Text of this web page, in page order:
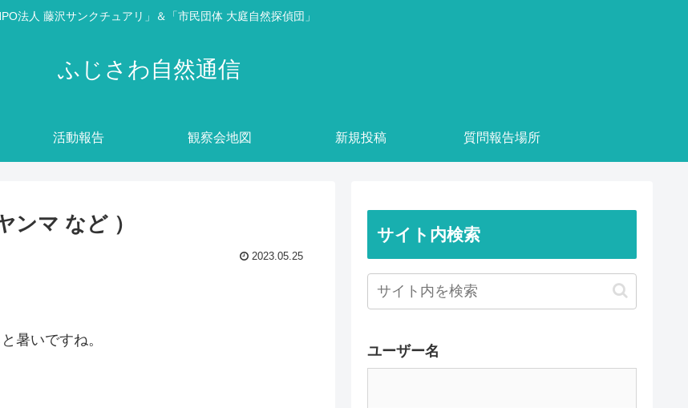
法人 藤沢サンクチュアリ」＆「市民団体 大庭自然探偵団」
ふじさわ自然通信
活動報告 観察会地図 新規投稿 質問報告場所
ンマ など ）
2023.05.25
暑いですね。
サイト内検索
ユーザー名